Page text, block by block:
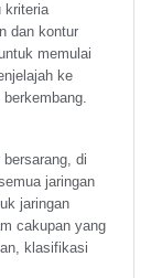
kriteria
dan kontur
memulai
ke
di
jaringan
jaringan
cakupan yang
klasifikasi